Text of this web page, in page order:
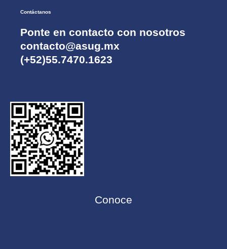
Contáctanos
Ponte en contacto con nosotros
contacto@asug.mx
(+52)55.7470.1623
Conoce